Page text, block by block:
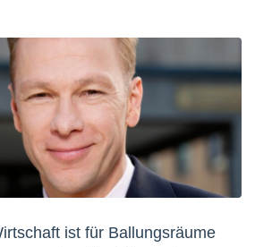
ist für Ballungsräume